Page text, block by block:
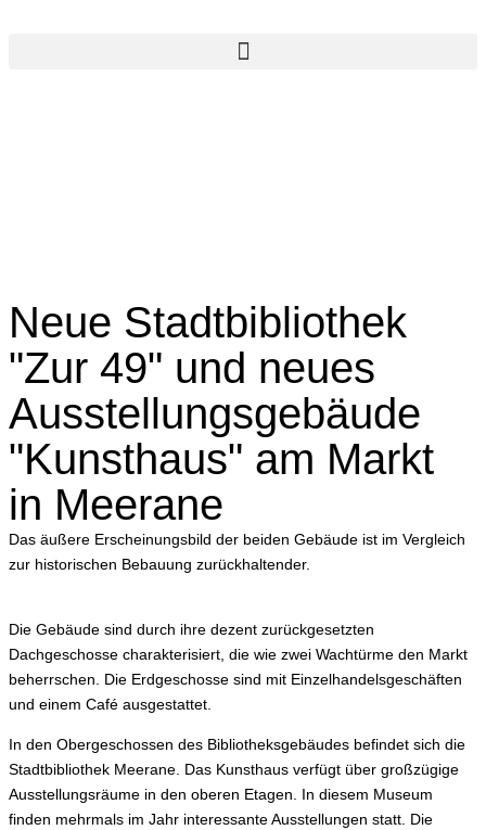
Neue Stadtbibliothek
"Zur 49" und neues
Ausstellungsgebäude
"Kunsthaus" am Markt
in Meerane
Das äußere Erscheinungsbild der beiden Gebäude ist im Vergleich
zur historischen Bebauung zurückhaltender.
Die Gebäude sind durch ihre dezent zurückgesetzten
Dachgeschosse charakterisiert, die wie zwei Wachtürme den Markt
beherrschen. Die Erdgeschosse sind mit Einzelhandelsgeschäften
und einem Café ausgestattet.
In den Obergeschossen des Bibliotheksgebäudes befindet sich die
Stadtbibliothek Meerane. Das Kunsthaus verfügt über großzügige
Ausstellungsräume in den oberen Etagen. In diesem Museum
finden mehrmals im Jahr interessante Ausstellungen statt. Die